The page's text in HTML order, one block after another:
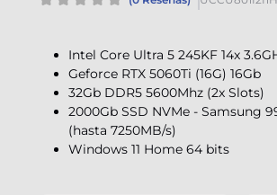
Intel Core Ultra 5 245KF 14x
Geforce RTX 5060Ti (16G) 16Gb
32Gb DDR5 5600Mhz (2x Slots)
2000Gb SSD NVMe - Samsung
(hasta 7250MB/s)
Windows 11 Home 64 bits